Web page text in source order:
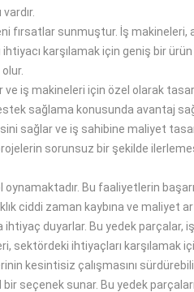
sunmuştur. İş makineleri,
karşılamak için geniş bir
iş makineleri için özel olarak
sağlama konusunda avantaj
sağlar ve iş sahibine maliyet
sorunsuz bir şekilde
Bu faaliyetlerin
ciddi zaman kaybına ve maliyet
duyarlar. Bu yedek parçalar,
sektördeki ihtiyaçları karşılamak
kesintisiz çalışmasını
seçenek sunar. Bu yedek